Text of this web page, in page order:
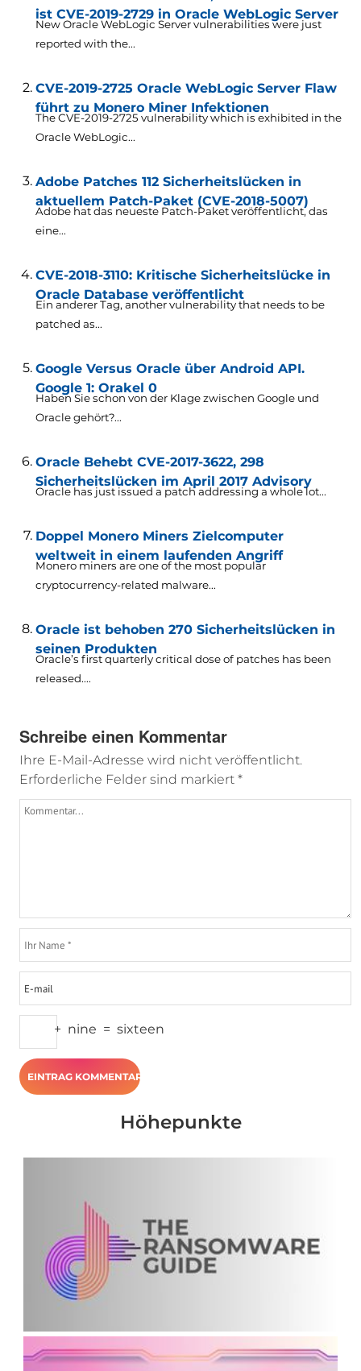
ist CVE-2019-2729 in Oracle WebLogic Server
New Oracle WebLogic Server vulnerabilities were just
reported with the...
CVE-2019-2725 Oracle WebLogic Server Flaw
führt zu Monero Miner Infektionen
The CVE-2019-2725 vulnerability which is exhibited in the
Oracle WebLogic...
Adobe Patches 112 Sicherheitslücken in
aktuellem Patch-Paket (CVE-2018-5007)
Adobe hat das neueste Patch-Paket veröffentlicht, das
eine...
CVE-2018-3110: Kritische Sicherheitslücke in
Oracle Database veröffentlicht
Ein anderer Tag, another vulnerability that needs to be
patched as...
Google Versus Oracle über Android API.
Google 1: Orakel 0
Haben Sie schon von der Klage zwischen Google und
Oracle gehört?...
Oracle Behebt CVE-2017-3622, 298
Sicherheitslücken im April 2017 Advisory
Oracle has just issued a patch addressing a whole lot...
Doppel Monero Miners Zielcomputer
weltweit in einem laufenden Angriff
Monero miners are one of the most popular
cryptocurrency-related malware...
Oracle ist behoben 270 Sicherheitslücken in
seinen Produkten
Oracle’s first quarterly critical dose of patches has been
released....
Schreibe einen Kommentar
Ihre E-Mail-Adresse wird nicht veröffentlicht.
Erforderliche Felder sind markiert *
+ nine = sixteen
Höhepunkte